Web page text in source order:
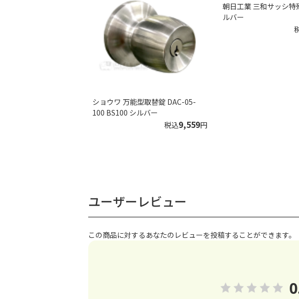
ショウワ 万能型取替錠 DAC-05-
100 BS100 シルバー
税込9,559円
朝日工業 三和サッシ特
ルバー
ユーザーレビュー
この商品に対するあなたのレビューを投稿することができます。